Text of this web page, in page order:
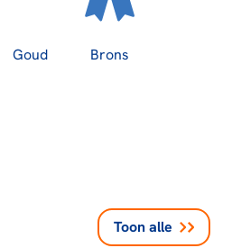
Goud Brons
Toon alle